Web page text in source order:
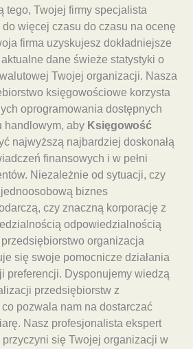
tego, Twojej firmy specjalista
więcej czasu do czasu na ocenę
firma uzyskujesz dokładniejsze
dane świeże statystyki o
Twojej organizacji. Nasza
księgowościowe korzysta
oprogramowania dostępnych
handlowym, aby Księgowość
najwyższą najbardziej doskonałą
finansowych i w pełni
Niezależnie od sytuacji, czy
biznes
czy znaczną korporację z
odpowiedzialnością
organizacja
się swoje pomocnicze działania
preferencji. Dysponujemy wiedzą
przedsiębiorstw z
pozwala nam na dostarczać
Nasz profesjonalista ekspert
przyczyni się Twojej organizacji w